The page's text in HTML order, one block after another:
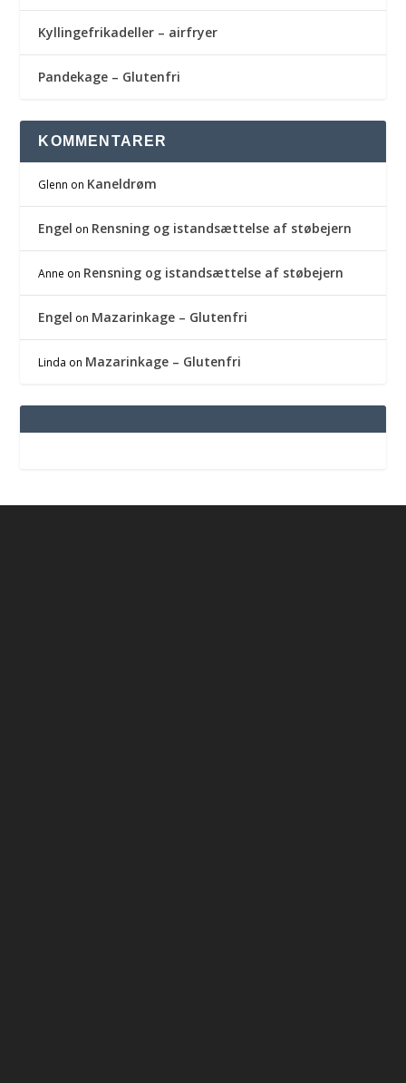
Kyllingefrikadeller – airfryer
Pandekage – Glutenfri
KOMMENTARER
Glenn on Kaneldrøm
Engel on Rensning og istandsættelse af støbejern
Anne on Rensning og istandsættelse af støbejern
Engel on Mazarinkage – Glutenfri
Linda on Mazarinkage – Glutenfri